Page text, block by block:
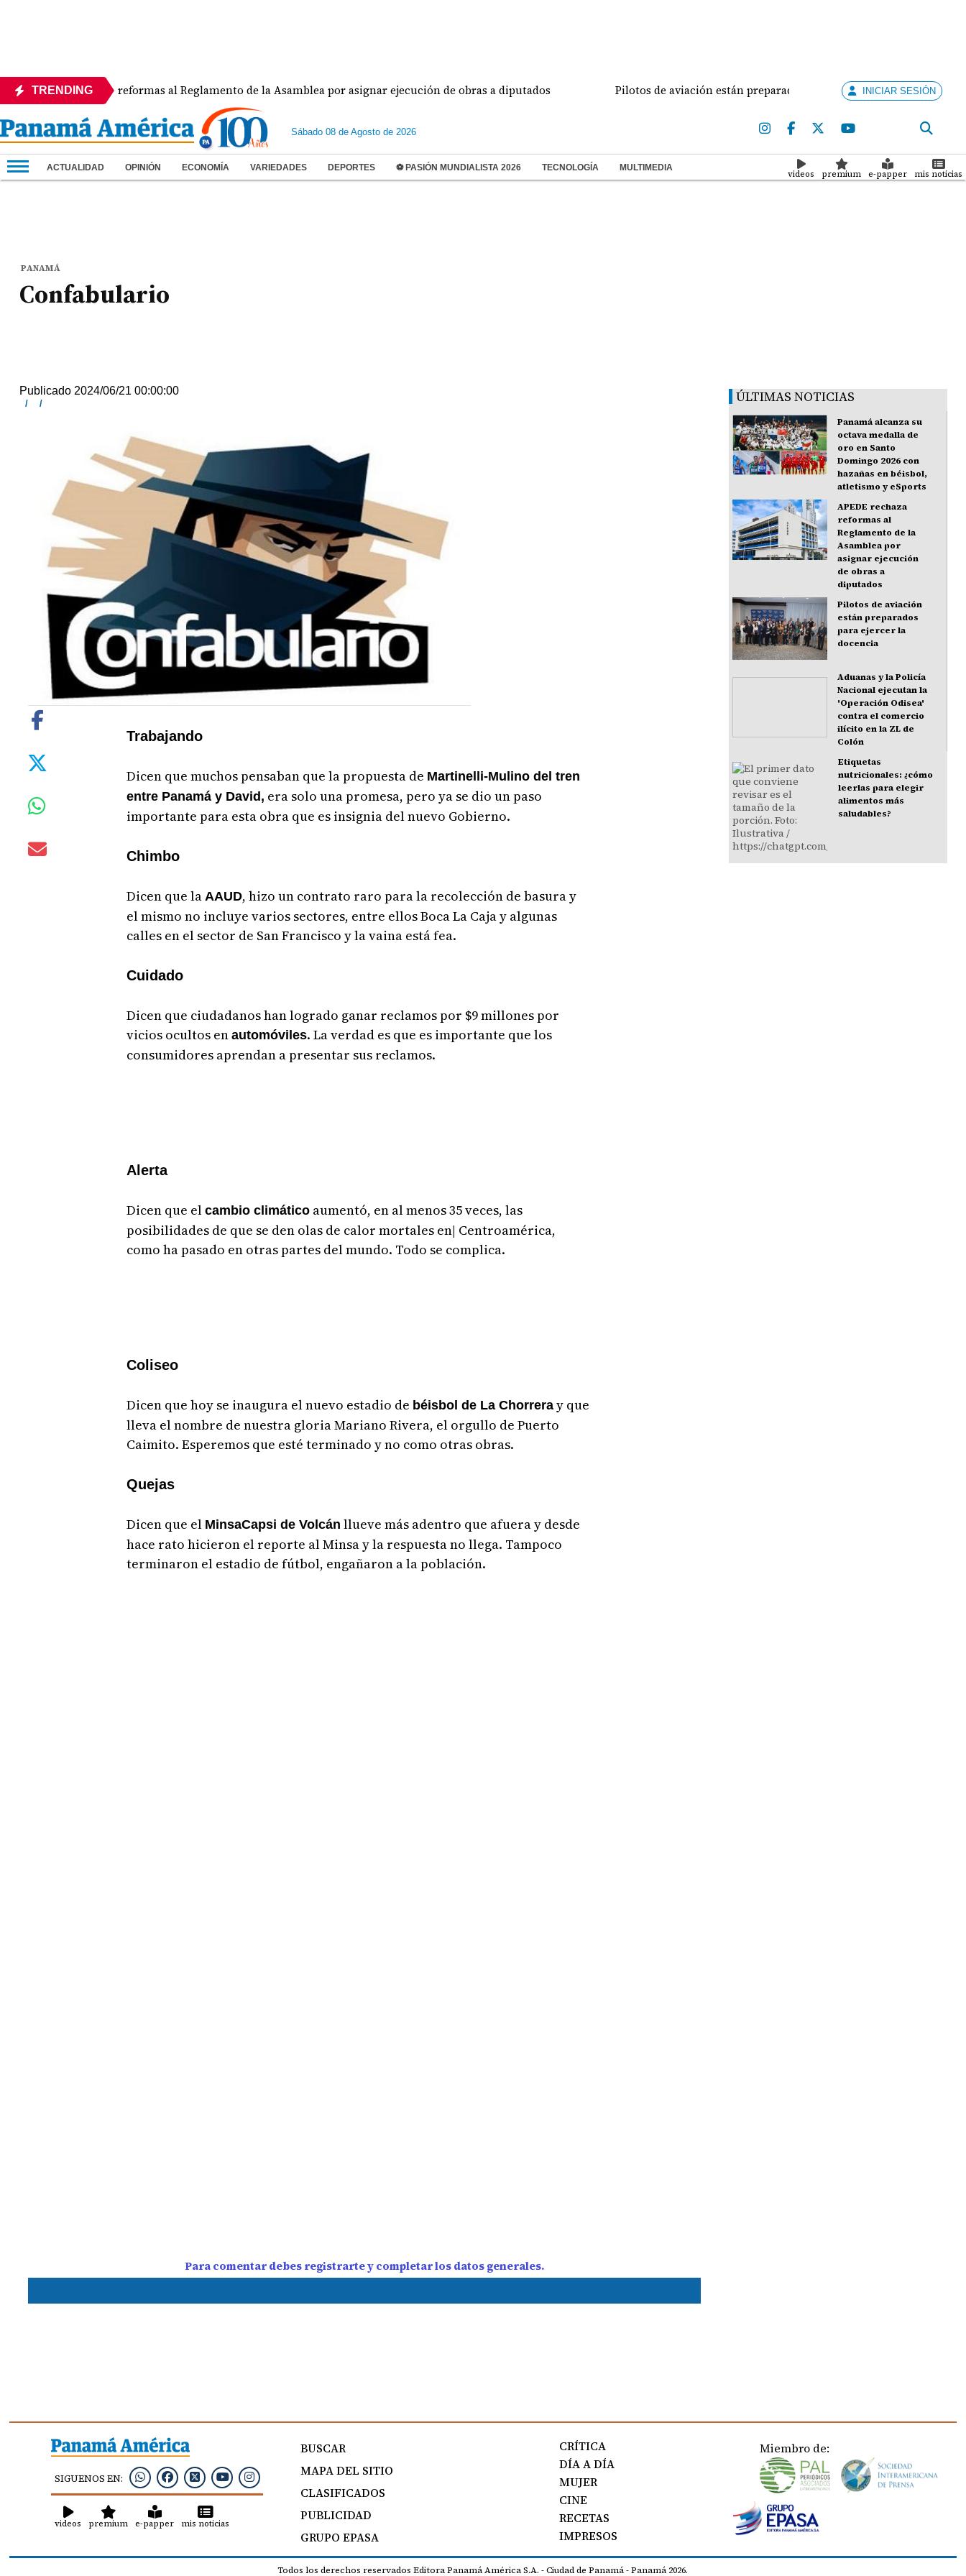
TRENDING
APEDE rechaza reformas al Reglamento de la Asamblea por asignar ejecución de obras a diputados Pilotos de aviación están preparados para ejercer la docencia
INICIAR SESIÓN
Sábado 08 de Agosto de 2026
ACTUALIDAD OPINIÓN ECONOMÍA VARIEDADES DEPORTES ⚽ PASIÓN MUNDIALISTA 2026 TECNOLOGÍA MULTIMEDIA
videos premium e-papper mis noticias
PANAMÁ
Confabulario
Publicado 2024/06/21 00:00:00
/ /
Trabajando
Dicen que muchos pensaban que la propuesta de Martinelli-Mulino del tren
entre Panamá y David, era solo una promesa, pero ya se dio un paso
importante para esta obra que es insignia del nuevo Gobierno.
Chimbo
Dicen que la AAUD, hizo un contrato raro para la recolección de basura y
el mismo no incluye varios sectores, entre ellos Boca La Caja y algunas
calles en el sector de San Francisco y la vaina está fea.
Cuidado
Dicen que ciudadanos han logrado ganar reclamos por $9 millones por
vicios ocultos en automóviles. La verdad es que es importante que los
consumidores aprendan a presentar sus reclamos.
Alerta
Dicen que el cambio climáticoaumentó, en al menos 35 veces, las
posibilidades de que se den olas de calor mortales en| Centroamérica,
como ha pasado en otras partes del mundo. Todo se complica.
Coliseo
Dicen que hoy se inaugura el nuevo estadio de béisbol de La Chorreray que
lleva el nombre de nuestra gloria Mariano Rivera, el orgullo de Puerto
Caimito. Esperemos que esté terminado y no como otras obras.
Quejas
Dicen que el MinsaCapsi de Volcán llueve más adentro que afuera y desde
hace rato hicieron el reporte al Minsa y la respuesta no llega. Tampoco
terminaron el estadio de fútbol, engañaron a la población.
Para comentar debes registrarte y completar los datos generales.
ÚLTIMAS NOTICIAS
Panamá alcanza su
octava medalla de
oro en Santo
Domingo 2026 con
hazañas en béisbol,
atletismo y eSports
APEDE rechaza
reformas al
Reglamento de la
Asamblea por
asignar ejecución
de obras a
diputados
Pilotos de aviación
están preparados
para ejercer la
docencia
Aduanas y la Policía
Nacional ejecutan la
'Operación Odisea'
contra el comercio
ilícito en la ZL de
Colón
Etiquetas
nutricionales: ¿cómo
leerlas para elegir
alimentos más
saludables?
SIGUENOS EN:
videos premium e-papper mis noticias
BUSCAR
MAPA DEL SITIO
CLASIFICADOS
PUBLICIDAD
GRUPO EPASA
CRÍTICA
DÍA A DÍA
MUJER
CINE
RECETAS
IMPRESOS
Miembro de:
Todos los derechos reservados Editora Panamá América S.A. - Ciudad de Panamá - Panamá 2026.